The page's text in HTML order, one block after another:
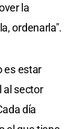
la
ordenarla".
es estar
al sector
día